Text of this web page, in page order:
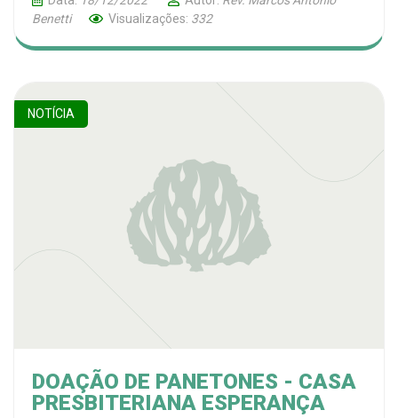
Benetti
Visualizações: 332
NOTÍCIA
DOAÇÃO DE PANETONES - CASA
PRESBITERIANA ESPERANÇA